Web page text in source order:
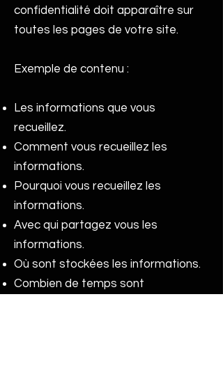
confidentialité doit apparaître sur
toutes les pages de votre site.
Exemple de contenu :
Les informations que vous
recueillez.
Comment vous recueillez les
informations.
Pourquoi vous recueillez les
informations.
Avec qui partagez vous les
informations.
Où sont stockées les informations.
Combien de temps sont